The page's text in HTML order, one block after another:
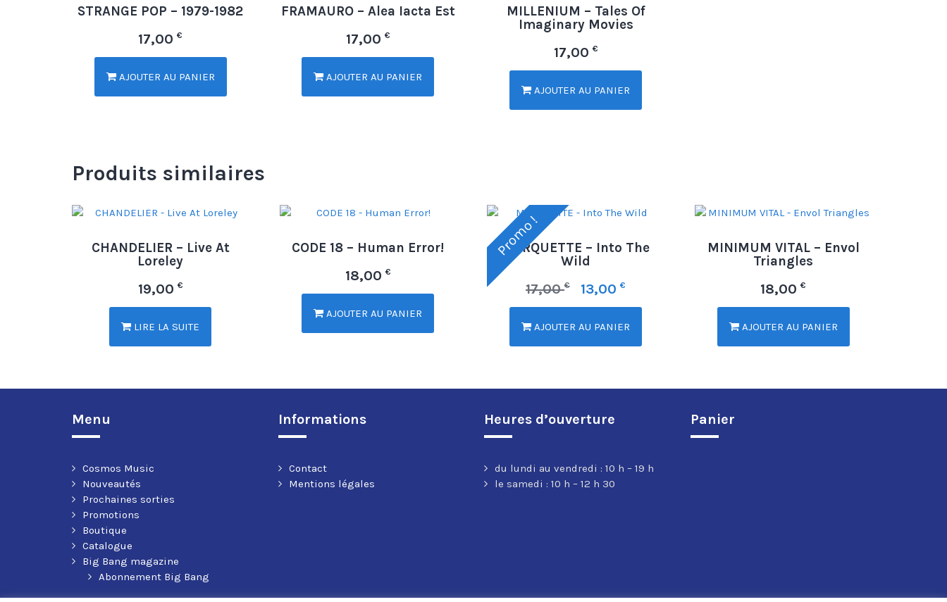
STRANGE POP – 1979-1982
17,00€
AJOUTER AU PANIER
FRAMAURO – Alea Iacta Est
17,00 €
AJOUTER AU PANIER
MILLENIUM – Tales Of
Imaginary Movies
17,00 €
AJOUTER AU PANIER
Produits similaires
CHANDELIER – Live At
Loreley
19,00 €
LIRE LA SUITE
CODE 18 – Human Error!
18,00 €
AJOUTER AU PANIER
Promo !
MARQUETTE – Into The
Wild
17,00€ 13,00€
AJOUTER AU PANIER
MINIMUM VITAL – Envol
Triangles
18,00€
AJOUTER AU PANIER
Menu
Cosmos Music
Nouveautés
Prochaines sorties
Promotions
Boutique
Catalogue
Big Bang magazine
Abonnement Big Bang
Informations
Contact
Mentions légales
Heures d’ouverture
du lundi au vendredi : 10 h – 19 h
le samedi : 10 h – 12 h 30
Panier